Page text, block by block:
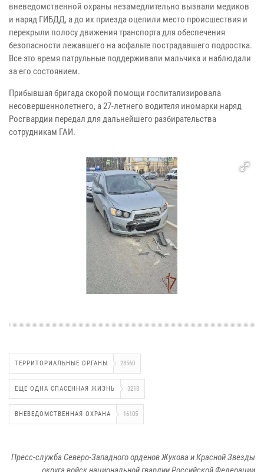
вневедомственной охраны незамедлительно вызвали медиков
и наряд ГИБДД, а до их приезда оцепили место происшествия и
перекрыли полосу движения транспорта для обеспечения
безопасности лежавшего на асфальте пострадавшего подростка.
Все это время патрульные поддерживали мальчика и наблюдали
за его состоянием.
Прибывшая бригада скорой помощи госпитализировала
несовершеннолетнего, а 27-летнего водителя иномарки наряд
Росгвардии передал для дальнейшего разбирательства
сотрудникам ГАИ.
ТЕРРИТОРИАЛЬНЫЕ ОРГАНЫ 28560
ЕЩЁ ОДНА СПАСЕННАЯ ЖИЗНЬ 3218
ВНЕВЕДОМСТВЕННАЯ ОХРАНА 16105
Пресс-служба Северо-Западного орденов Жукова и Красной Звезды